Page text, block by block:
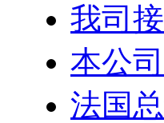
我司
本公
法国